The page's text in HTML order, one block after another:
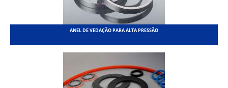
ANEL DE VEDAÇÃO PARA ALTA PRESSÃO